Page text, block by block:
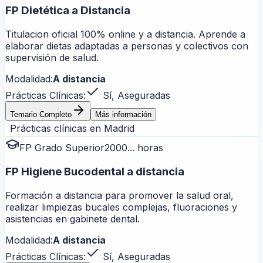
FP Dietética a Distancia
Titulacion oficial 100% online y a distancia. Aprende a
elaborar dietas adaptadas a personas y colectivos con
supervisión de salud.
Modalidad:A distancia
Prácticas Clínicas:
Sí, Aseguradas
Temario Completo Más información
Prácticas clínicas en Madrid
FP Grado Superior2000... horas
FP Higiene Bucodental a distancia
Formación a distancia para promover la salud oral,
realizar limpiezas bucales complejas, fluoraciones y
asistencias en gabinete dental.
Modalidad:A distancia
Prácticas Clínicas:
Sí, Aseguradas